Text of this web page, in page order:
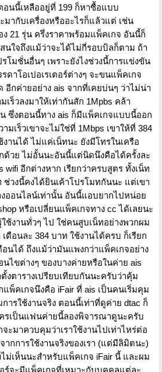
อนนี้เหลืออยู่ที่ 199 ก็หาซื้อแบบ
มากับเครื่องหรืออะไรก็แล้วแต่ เช่น
ง 21 รุ่น ครึ่งราคาพร้อมแพ็คเกจ อันนี้ก็
นใจถึงแม้ว่าจะได้ไม่กี่รอบบิลก็ตาม ถ้า
โมชั่นอื่นๆ เพราะยังไงช่วงนี้การแข่งขัน
ดาโอเปอเรเตอร์ต่างๆ จะขนแพ็คเกจ
อีกค่ายอย่าง ais จากที่เคยบ่นๆ ว่าไม่น่า
ร็วลงมาให้เท่ากันสัก 1Mpbs คล้า
ซึ่งตอนนี้ทาง ais ก็มีแพ็คเกจแบบนี้ออก
มเร็วเขาจะไม่ใช่ที่ 1Mbps เขาให้ที่ 384
านได้ ไม่แค่เน็ทนะ ยังมีโทรในเครือ
ด้วย ไม่อั้นนะอันนี้แต่นิดนึงคือได้ครั้งละ
อีกต่างหาก เรียกว่าครบสูตร ทั้งเน็ท
ช่วงนี้คงได้ยินเค้าโปรโมทกันนะ แต่เขา
ออนไลน์เท่านั้น อันนี้แอบยากไปหน่อย
หรือเปลี่ยนแพ็คเกจทาง cc ได้เลยนะ
ช้งานทั่วๆ ไป ใช่คนสูบเน็ทอย่างพวกผม
ดือนละ 384 บาท ใช้งานได้ครบ ก็เรียก
นได้ ถึงแม้ว่ามันแพงกว่าแพ็คเกจอย่าง
ไขต่างๆ ของบางค่ายหรือในค่าย ais
งตารางเปรียบเทียบกันนะครับว่าคุ้ม
พ็คเกจนึงคือ iFair ที่ ais เป็นคนเริ่มคุม
ารใช้งานจริง ตอนนี้เท่าที่ดูค่าย dtac ก็
รเป็นแฟนค่ายนี้ลองพิจารณาดูนะครับ
ะมาควบคุมว่าเราใช้งานไปเท่าไหร่ต่อ
ากการใช้งานจริงของเรา (แต่มีลิมิตนะ)
ม่เห็นนะสำหรับแพ็คเกจ iFair นี้ และผม
อร์จะมีแพ็คเกจที่เหมาะกับบุคคลแต่ละ